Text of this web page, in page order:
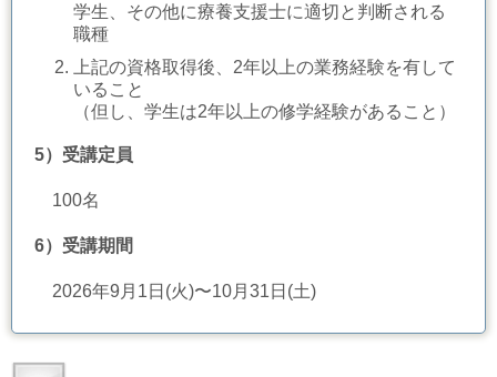
学生、 その他に療養支援士に適切と判断される
職種
上記の資格取得後、 2年以上の業務経験を有して
いること
（但し、 学生は2年以上の修学経験があること）
5）受講定員
100名
6） 受講期間
2026年9月1日(火)〜10月31日(土)